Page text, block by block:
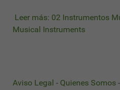
Leer más: 02 Instrumentos
Musical Instruments
Aviso Legal - Quienes Somos -